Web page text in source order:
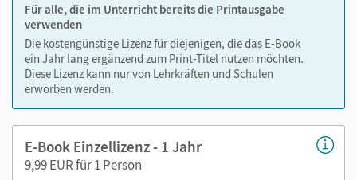
Die Medien sind wichtige Bestandteile dieses E-Books. Sie
sind seitengenau platziert, damit Sie und Ihre Schüler/-innen
jederzeit unkompliziert darauf zugreifen können. So
gestalten Sie das Lehren und Lernen zeitsparend und
abwechslungsreich. Kein Medienwechsel! Kein
zeitaufwendiges Suchen!
Medien in diesem E-Book:
Für alle, die im Unterricht bereits die Printausgabe
verwenden
Die kostengünstige Lizenz für diejenigen, die das E-Book
ein Jahr lang ergänzend zum Print-Titel nutzen möchten.
Diese Lizenz kann nur von Lehrkräften und Schulen
erworben werden.
E-Book Einzellizenz - 1 Jahr
9,99 EUR für 1 Person